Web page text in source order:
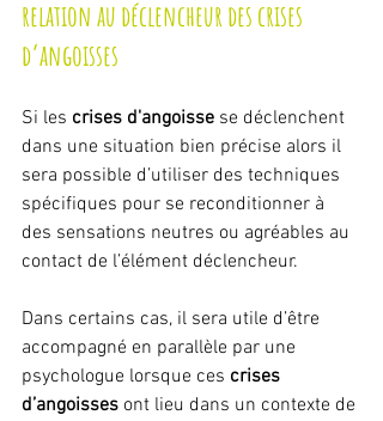
relation au déclencheur des crises
d’angoisses
Si les crises d'angoisse se déclenchent
dans une situation bien précise alors il
sera possible d’utiliser des techniques
spécifiques pour se reconditionner à
des sensations neutres ou agréables au
contact de l’élément déclencheur.
Dans certains cas, il sera utile d’être
accompagné en parallèle par une
psychologue lorsque ces crises
d’angoisses ont lieu dans un contexte de